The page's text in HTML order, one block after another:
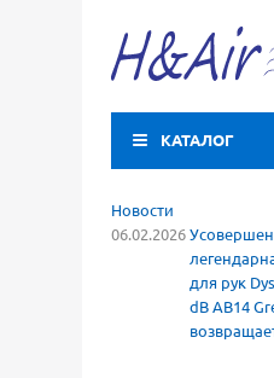
КАТАЛОГ
Новости
06.02.2026
для рук
dB AB14